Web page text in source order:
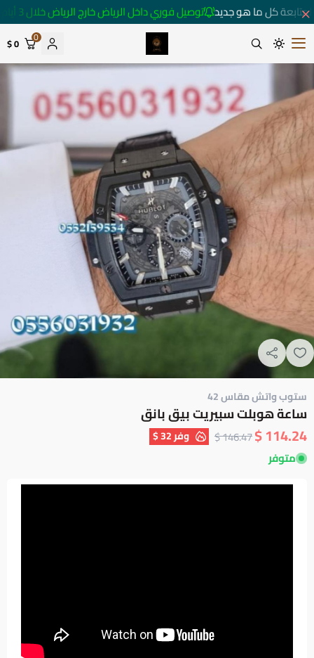
كل ما هو جديد توصيل فوري داخل الرياض خارج الرياض خلال 3 أيام 🚚
متجر ساعات رومانس
0
0 $
ستوب واتش مقاس 42
ساعة هوبلت سبيريت بيق بانق
114.24 $
146.47 $ وفر32 $
متوفر